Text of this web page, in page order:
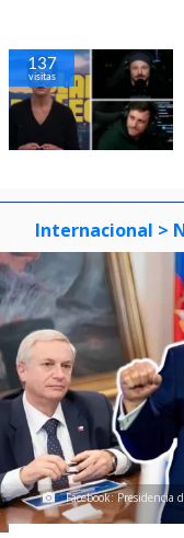
137
visitas
Internacional >
Facebook: Presidencia